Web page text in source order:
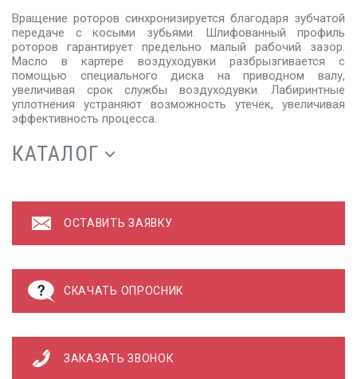
КАТАЛОГ
ОСТАВИТЬ ЗАЯВКУ
СКАЧАТЬ ОПРОСНИК
ЗАКАЗАТЬ ЗВОНОК
Вращение роторов синхронизируется благодаря зубчатой
передаче с косыми зубьями. Шлифованный профиль
роторов гарантирует предельно малый рабочий зазор.
Масло в картере воздуходувки разбрызгивается с
помощью специального диска на приводном валу,
увеличивая срок службы воздуходувки. Лабиринтные
уплотнения устраняют возможность утечек, увеличивая
эффективность процесса.